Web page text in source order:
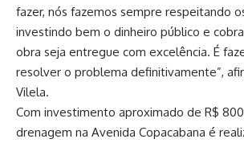
fazer, nós fazemos sempre respeitando
investindo bem o dinheiro público e
obra seja entregue com excelência. É
resolver o problema definitivamente”,
Vilela.
Com investimento aproximado de R$
drenagem na Avenida Copacabana é